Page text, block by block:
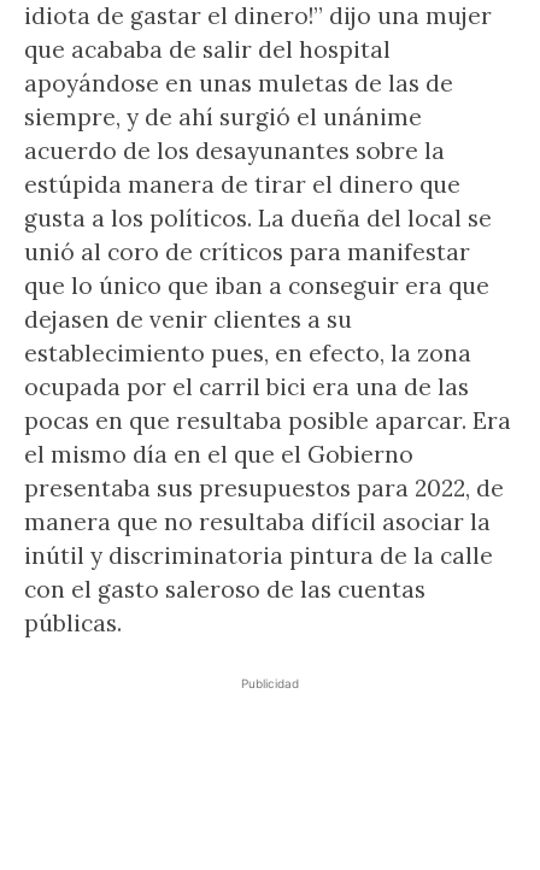
idiota de gastar el dinero!” dijo una mujer
que acababa de salir del hospital
apoyándose en unas muletas de las de
siempre, y de ahí surgió el unánime
acuerdo de los desayunantes sobre la
estúpida manera de tirar el dinero que
gusta a los políticos. La dueña del local se
unió al coro de críticos para manifestar
que lo único que iban a conseguir era que
dejasen de venir clientes a su
establecimiento pues, en efecto, la zona
ocupada por el carril bici era una de las
pocas en que resultaba posible aparcar. Era
el mismo día en el que el Gobierno
presentaba sus presupuestos para 2022, de
manera que no resultaba difícil asociar la
inútil y discriminatoria pintura de la calle
con el gasto saleroso de las cuentas
públicas.
Publicidad